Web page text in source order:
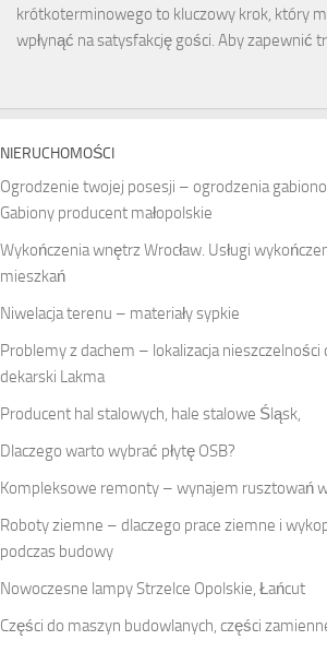
krótkoterminowego to kluczowy krok, który
wpłynąć na satysfakcję gości. Aby zapewnić
NIERUCHOMOŚCI
Ogrodzenie twojej posesji – ogrodzenia
Gabiony producent małopolskie
Wykończenia wnętrz Wrocław. Usługi
mieszkań
Niwelacja terenu – materiały sypkie
Problemy z dachem – lokalizacja nieszczelności
dekarski Lakma
Producent hal stalowych, hale stalowe Śląsk,
Dlaczego warto wybrać płytę OSB?
Kompleksowe remonty – wynajem rusztowań
Roboty ziemne – dlaczego prace ziemne i
podczas budowy
Nowoczesne lampy Strzelce Opolskie, Łańcut
Części do maszyn budowlanych, części